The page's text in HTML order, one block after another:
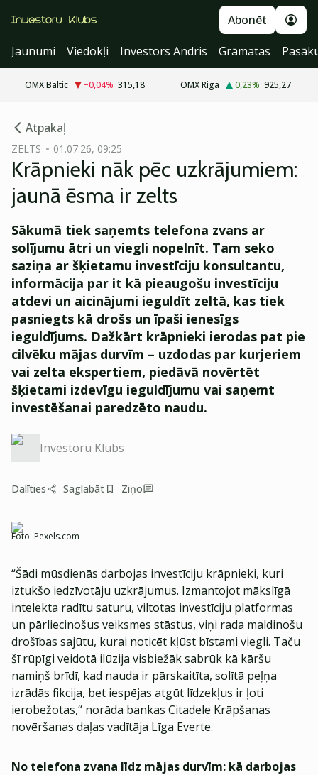
Abonēt
Jaunumi
Viedokļi Investors Andris Grāmatas
OMX Baltic −0,04% 315,18 OMX Riga 0,23% 925,27
Atpakaļ
ZELTS 01.07.26, 09:25
Krāpnieki nāk pēc uzkrājumiem:
jaunā ēsma ir zelts
Sākumā tiek saņemts telefona zvans ar
solījumu ātri un viegli nopelnīt. Tam seko
saziņa ar šķietamu investīciju konsultantu,
informācija par it kā pieaugošu investīciju
atdevi un aicinājumi ieguldīt zeltā, kas tiek
pasniegts kā drošs un īpaši ienesīgs
ieguldījums. Dažkārt krāpnieki ierodas pat pie
cilvēku mājas durvīm – uzdodas par kurjeriem
vai zelta ekspertiem, piedāvā novērtēt
šķietami izdevīgu ieguldījumu vai saņemt
investēšanai paredzēto naudu.
Investoru Klubs
Dalīties Saglabāt Ziņo
Foto: Pexels.com
“Šādi mūsdienās darbojas investīciju krāpnieki, kuri
iztukšo iedzīvotāju uzkrājumus. Izmantojot mākslīgā
intelekta radītu saturu, viltotas investīciju platformas
un pārliecinošus veiksmes stāstus, viņi rada maldinošu
drošības sajūtu, kurai noticēt kļūst bīstami viegli. Taču
šī rūpīgi veidotā ilūzija visbiežāk sabrūk kā kāršu
namiņš brīdī, kad nauda ir pārskaitīta, solītā peļņa
izrādās fikcija, bet iespējas atgūt līdzekļus ir ļoti
ierobežotas,“ norāda bankas Citadele Krāpšanas
novēršanas daļas vadītāja Līga Everte.
No telefona zvana līdz mājas durvīm: kā darbojas